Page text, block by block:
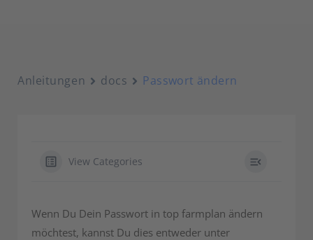
Anleitungen docs Passwort ändern
View Categories
Wenn Du Dein Passwort in top farmplan ändern
möchtest, kannst Du dies entweder unter